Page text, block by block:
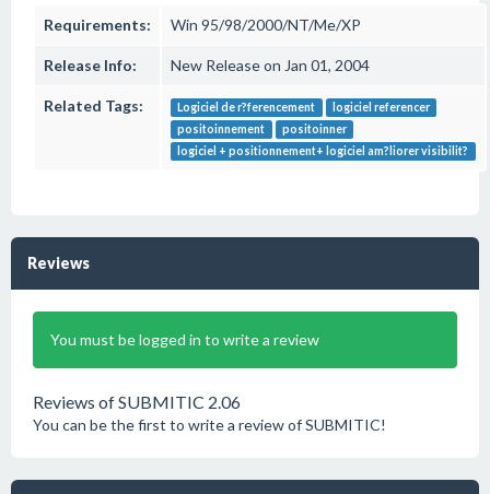
Requirements: Win 95/98/2000/NT/Me/XP
Release Info: New Release on Jan 01, 2004
Related Tags: Logiciel de r?ferencement
logiciel referencer
positoinnement
positoinner
logiciel + positionnement+ logiciel am?liorer visibilit?
Reviews
You must be logged in to write a review
Reviews of SUBMITIC 2.06
You can be the first to write a review of SUBMITIC!